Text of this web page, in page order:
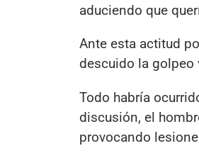
aduciendo que
Ante esta actitud
descuido la golpeo
Todo habría
discusión, el
provocando